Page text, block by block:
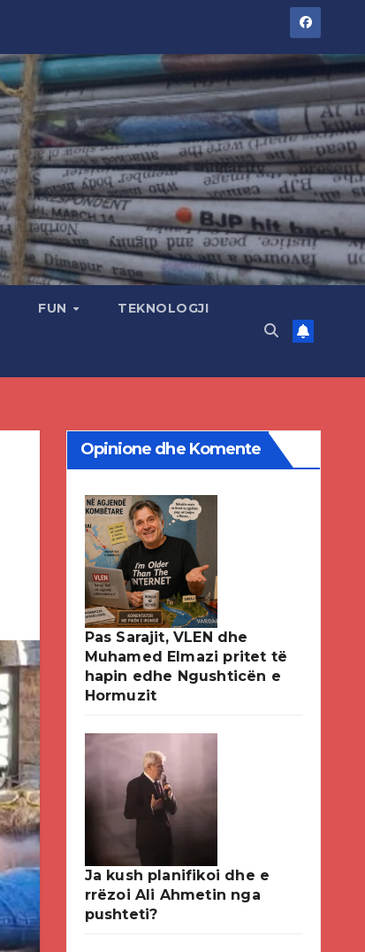
FUN TEKNOLOGJI
Opinione dhe Komente
Pas Sarajit, VLEN dhe
Muhamed Elmazi pritet të
hapin edhe Ngushticën e
Hormuzit
Ja kush planifikoi dhe e
rrëzoi Ali Ahmetin nga
pushteti?